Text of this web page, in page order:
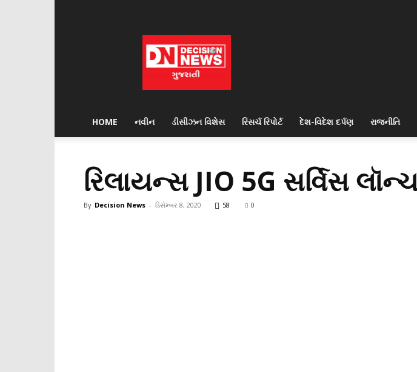
News
HOME નવીન ડીસીઝન વિશેસ રિસર્ચ રિપોર્ટ દેશ-વિદેશ દર્પણ રાજનીતિ
રિલાયન્સ JIO 5G સર્વિસ
By Decision News - ડિસેમ્બર 8, 2020 58 0